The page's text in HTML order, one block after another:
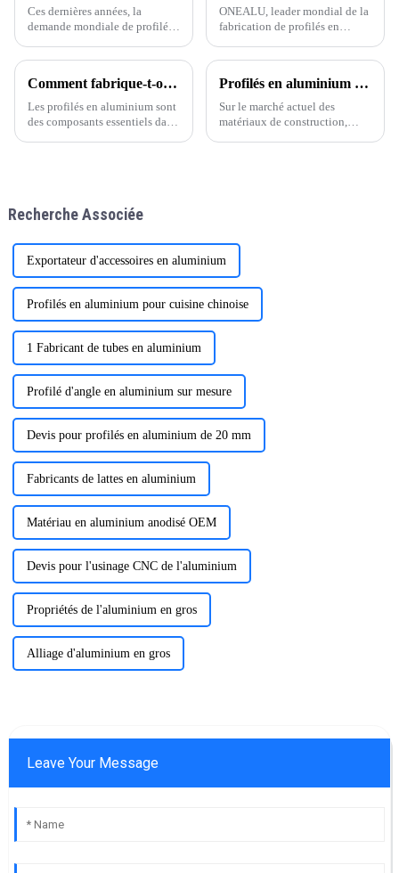
maison.
Smith :
Ces dernières années, la
demande mondiale de profilés
fenêtres a connu une croissance
des régions comme l'Amérique
ONEALU, leader mondial de la
fabrication de profilés en
aujourd'hui le lancement de ses
aluminium 6063-T5 sur
mesure, spécialement conçues
pour répondre aux besoins des
Comment fabrique-t-on des profilés en aluminium ?
Les profilés en aluminium sont
des composants essentiels dans
aluminium
Profilés en aluminium de qualité pour fenêtres et portes (vente en gros) : un soutien solide pour votre entreprise
Sur le marché actuel des
matériaux de construction,
Recherche Associée
Exportateur d'accessoires en aluminium
Profilés en aluminium pour cuisine chinoise
1 Fabricant de tubes en aluminium
Profilé d'angle en aluminium sur mesure
Devis pour profilés en aluminium de 20 mm
Fabricants de lattes en aluminium
Matériau en aluminium anodisé OEM
Devis pour l'usinage CNC de l'aluminium
Propriétés de l'aluminium en gros
Alliage d'aluminium en gros
Leave Your Message